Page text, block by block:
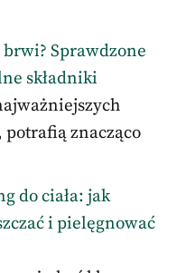
Sprawdzone
składniki
znacząco
do ciała: jak
i pielęgnować